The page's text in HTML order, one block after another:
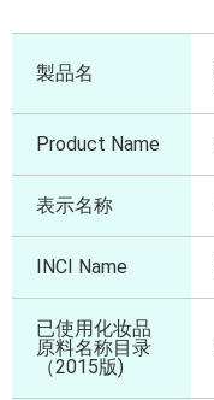
製品名
Product Name
表示名称
INCI Name
已使用化妆品
原料名称目录
（2015版)